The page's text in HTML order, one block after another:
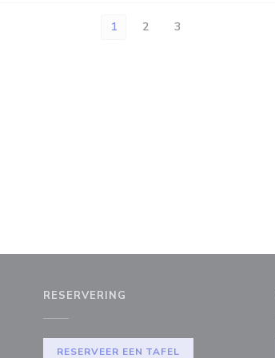
1 2 3
RESERVERING
RESERVEER EEN TAFEL